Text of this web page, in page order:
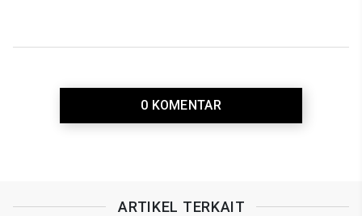
0 KOMENTAR
ARTIKEL TERKAIT